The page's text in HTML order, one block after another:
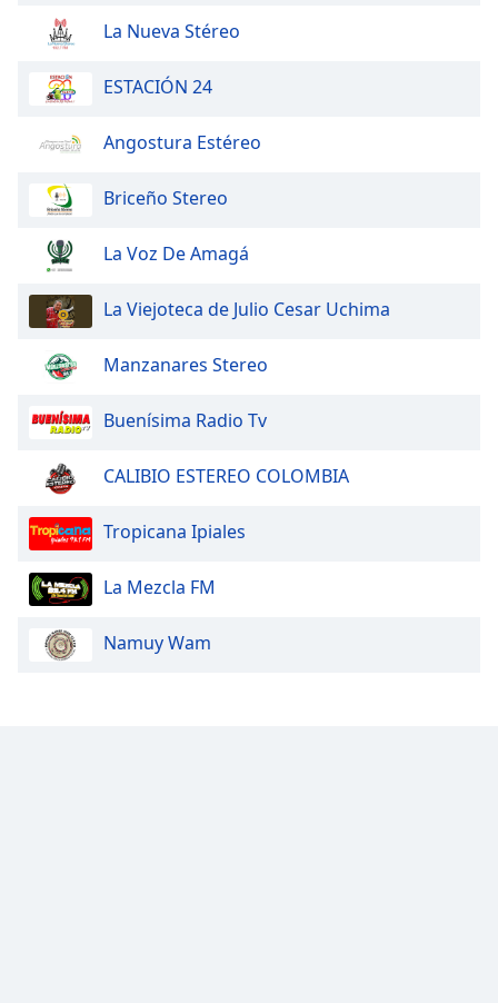
La Nueva Stéreo
ESTACIÓN 24
Angostura Estéreo
Briceño Stereo
La Voz De Amagá
La Viejoteca de Julio Cesar Uchima
Manzanares Stereo
Buenísima Radio Tv
CALIBIO ESTEREO COLOMBIA
Tropicana Ipiales
La Mezcla FM
Namuy Wam